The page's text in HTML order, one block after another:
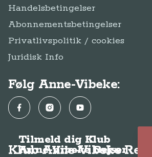
Handelsbetingelser
Abonnementsbetingelser
Privatlivspolitik / cookies
Juridisk Info
Følg Anne-Vibeke:
FacebookInstagramYouTube
Klub Anne-Vibeke
Tilmeld dig Klub
Anne-Vibeke Rejser